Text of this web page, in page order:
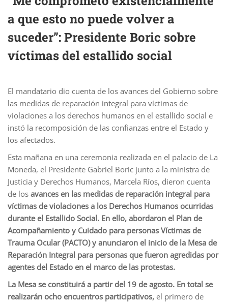
a que esto no puede volver a
suceder”: Presidente Boric sobre
víctimas del estallido social
El mandatario dio cuenta de los avances del Gobierno sobre
las medidas de reparación integral para víctimas de
violaciones a los derechos humanos en el estallido social e
instó la recomposición de las confianzas entre el Estado y
los afectados.
Esta mañana en una ceremonia realizada en el palacio de La
Moneda, el Presidente Gabriel Boric junto a la ministra de
Justicia y Derechos Humanos, Marcela Ríos, dieron cuenta
de los avances en las medidas de reparación integral para
víctimas de violaciones a los Derechos Humanos ocurridas
durante el Estallido Social. En ello, abordaron el Plan de
Acompañamiento y Cuidado para personas Víctimas de
Trauma Ocular(PACTO) y anunciaron el inicio de la Mesa de
Reparación Integral para personas que fueron agredidas por
agentes del Estado en el marco de las protestas.
La Mesa se constituirá a partir del 19 de agosto. En total se
realizarán ocho encuentros participativos, el primero de